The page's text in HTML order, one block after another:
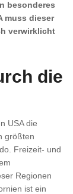
besonderes
muss dieser
verwirklicht
die
USA die
größten
Freizeit- und
Regionen
ist ein